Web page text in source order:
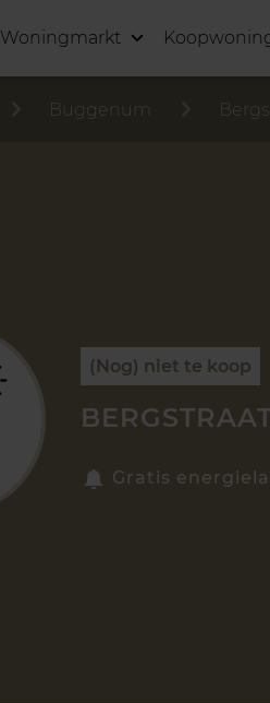
Woningmarkt
Buggenum
(Nog) niet te koop
Gratis